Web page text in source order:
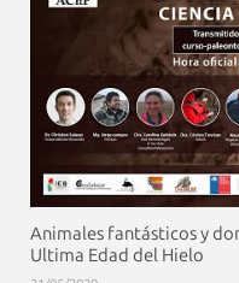
Animales fantásticos y
Ultima Edad del Hielo